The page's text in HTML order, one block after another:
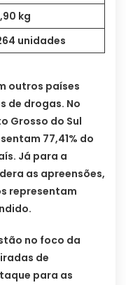
kg
unidades
outros países
de drogas. No
Grosso do Sul
77,41% do
Já para a
as apreensões,
representam
no foco da
de
para as